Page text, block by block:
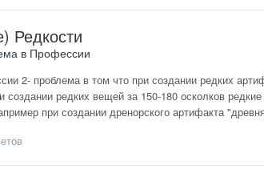
Редкости
в Профессии
2- проблема в том что при создании редких
создании редких вещей за 150-180 осколков
при создании дренорского артифакта